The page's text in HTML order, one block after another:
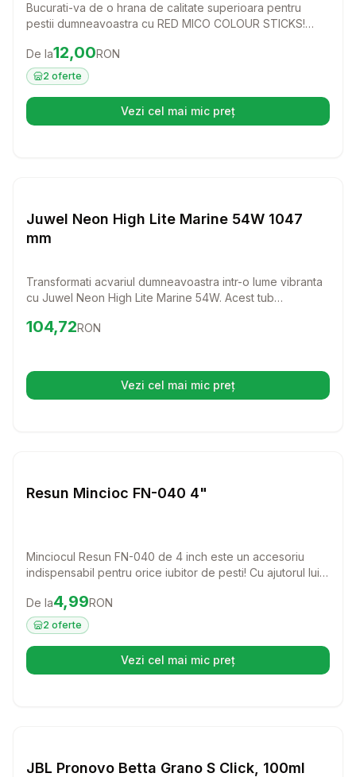
Bucurati-va de o hrana de calitate superioara pentru
pestii dumneavoastra cu RED MICO COLOUR STICKS!
koi, asigurandu-le o dieta echilibrata si o viata sanatoasa
in acvariu sau iaz.
Preț:12.00 RON
De la12,00RON
2 oferte
Vezi cel mai mic preț(se deschide într-o filă nouă)
Juwel Neon High Lite Marine 54W 1047
mm
Transformati acvariul dumneavoastra intr-o lume vibranta
cu Juwel Neon High Lite Marine 54W. Acest tub
direct in casa dumneavoastra, punand in evidenta culorile
Preț: 104.72
104,72RON
Vezi cel mai mic preț(se deschide într-o filă nouă)
Resun Mincioc FN-040 4"
Minciocul Resun FN-040 de 4 inch este un accesoriu
indispensabil pentru orice iubitor de pesti! Cu ajutorul lui,
asigurandu-te ca sunt in siguranta in timpul procesului.
Preț:4.99 RON
De la4,99RON
2 oferte
Vezi cel mai mic preț(se deschide într-o filă nouă)
JBL Pronovo Betta Grano S Click, 100ml